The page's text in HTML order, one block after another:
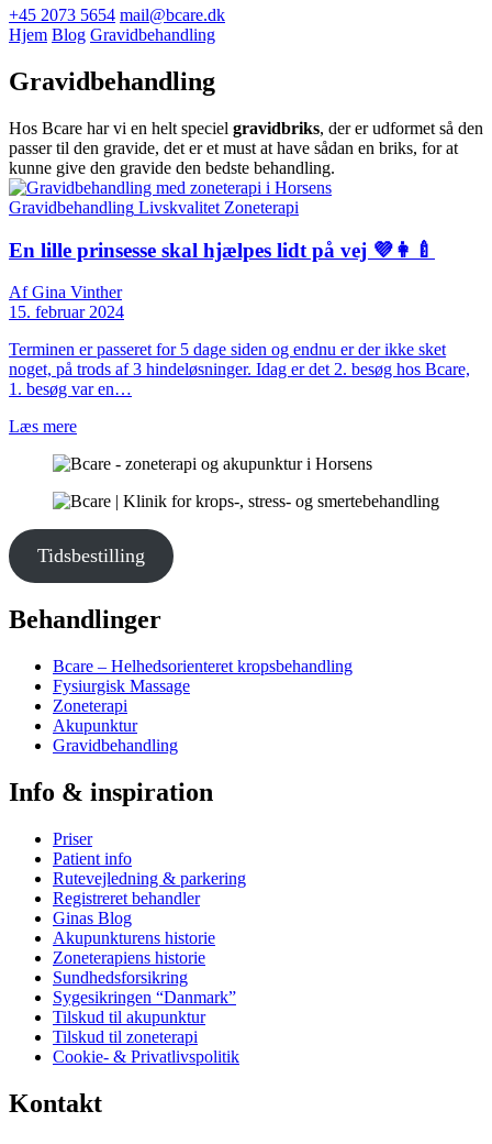
+45 2073 5654 mail@bcare.dk
Hjem Blog Gravidbehandling
Gravidbehandling
Hos Bcare har vi en helt speciel gravidbriks, der er udformet så den
passer til den gravide, det er et must at have sådan en briks, for at
kunne give den gravide den bedste behandling.
Gravidbehandling Livskvalitet Zoneterapi
En lille prinsesse skal hjælpes lidt på vej 💜👩‍🍼
Af Gina Vinther
15. februar 2024
Terminen er passeret for 5 dage siden og endnu er der ikke sket
noget, på trods af 3 hindeløsninger. Idag er det 2. besøg hos Bcare,
1. besøg var en…
Læs mere
Tidsbestilling
Behandlinger
Bcare – Helhedsorienteret kropsbehandling
Fysiurgisk Massage
Zoneterapi
Akupunktur
Gravidbehandling
Info & inspiration
Priser
Patient info
Rutevejledning & parkering
Registreret behandler
Ginas Blog
Akupunkturens historie
Zoneterapiens historie
Sundhedsforsikring
Sygesikringen “Danmark”
Tilskud til akupunktur
Tilskud til zoneterapi
Cookie- & Privatlivspolitik
Kontakt